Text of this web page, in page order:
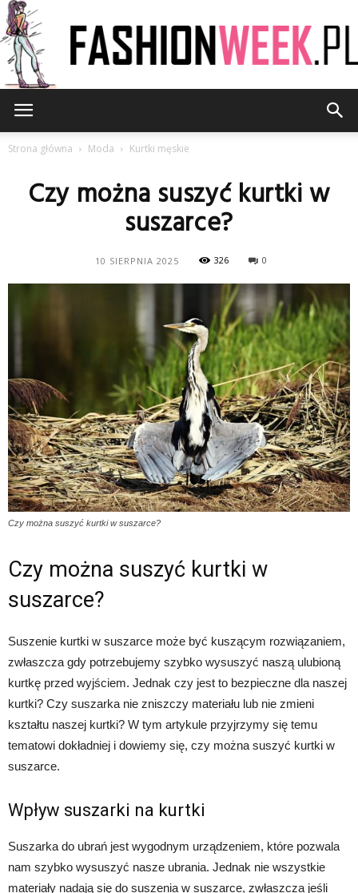
Strona główna Moda Kurtki męskie
Czy można suszyć kurtki w
suszarce?
10 SIERPNIA 2025 326 0
Czy można suszyć kurtki w suszarce?
Czy można suszyć kurtki w
suszarce?
Suszenie kurtki w suszarce może być kuszącym rozwiązaniem,
zwłaszcza gdy potrzebujemy szybko wysuszyć naszą ulubioną
kurtkę przed wyjściem. Jednak czy jest to bezpieczne dla naszej
kurtki? Czy suszarka nie zniszczy materiału lub nie zmieni
kształtu naszej kurtki? W tym artykule przyjrzymy się temu
tematowi dokładniej i dowiemy się, czy można suszyć kurtki w
suszarce.
Wpływ suszarki na kurtki
Suszarka do ubrań jest wygodnym urządzeniem, które pozwala
nam szybko wysuszyć nasze ubrania. Jednak nie wszystkie
materiały nadają się do suszenia w suszarce, zwłaszcza jeśli